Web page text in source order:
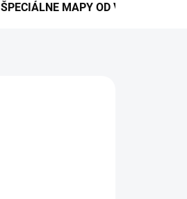
ŠPECIÁLNE MAPY OD VKÚ